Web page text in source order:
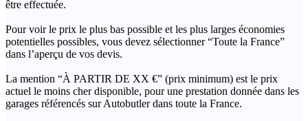
être effectuée.
Pour voir le prix le plus bas possible et les plus larges économies
potentielles possibles, vous devez sélectionner “Toute la France”
dans l’aperçu de vos devis.
La mention “À PARTIR DE XX €” (prix minimum) est le prix
actuel le moins cher disponible, pour une prestation donnée dans les
garages référencés sur Autobutler dans toute la France.